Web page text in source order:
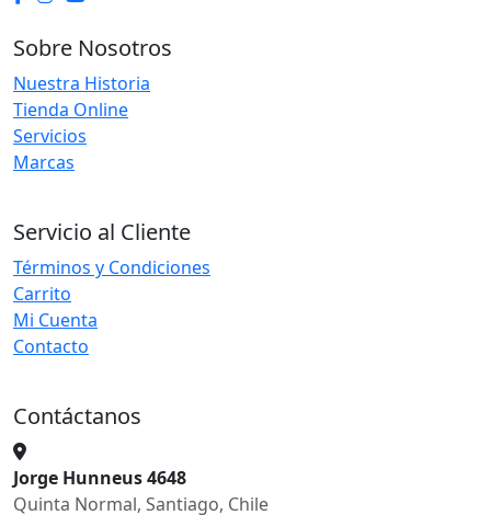
Sobre Nosotros
Nuestra Historia
Tienda Online
Servicios
Marcas
Servicio al Cliente
Términos y Condiciones
Carrito
Mi Cuenta
Contacto
Contáctanos
Jorge Hunneus 4648
Quinta Normal, Santiago, Chile